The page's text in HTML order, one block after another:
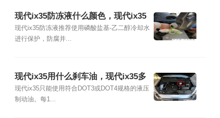
现代ix35防冻液什么颜色，现代ix35
用什么防冻液
现代ix35防冻液推荐使用磷酸盐基-乙二醇冷却水
进行保护，防腐并...
现代ix35用什么刹车油，现代ix35多
久换刹车油
现代ix35只能使用符合DOT3或DOT4规格的液压
制动油。每1...